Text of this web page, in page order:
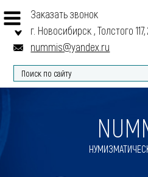
Заказать звонок
г. Новосибирск , Толстого
nummis@yandex.ru